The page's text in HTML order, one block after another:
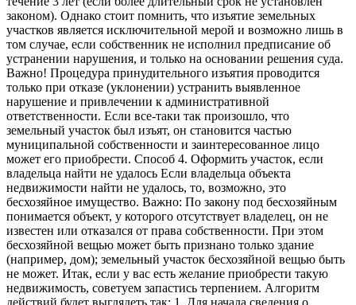
законом). Однако стоит помнить, что изъятие земельных
участков является исключительной мерой и возможно лишь в
том случае, если собственник не исполнил предписание об
устранении нарушения, и только на основании решения суда.
Важно! Процедура принудительного изъятия проводится
только при отказе (уклонении) устранить выявленное
нарушение и привлечении к административной
ответственности. Если все-таки так произошло, что
земельный участок был изъят, он становится частью
муниципальной собственности и заинтересованное лицо
может его приобрести. Способ 4. Оформить участок, если
владельца найти не удалось Если владельца объекта
недвижимости найти не удалось, то, возможно, это
бесхозяйное имущество. Важно: По закону под бесхозяйным
понимается объект, у которого отсутствует владелец, он не
известен или отказался от права собственности. При этом
бесхозяйной вещью может быть признано только здание
(например, дом); земельный участок бесхозяйной вещью быть
не может. Итак, если у вас есть желание приобрести такую
недвижимость, советуем запастись терпением. Алгоритм
действий будет выглядеть так: 1. Для начала сведения о